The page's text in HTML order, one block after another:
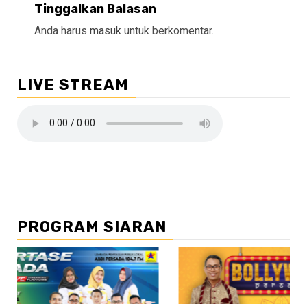
Tinggalkan Balasan
Anda harus masuk untuk berkomentar.
LIVE STREAM
PROGRAM SIARAN